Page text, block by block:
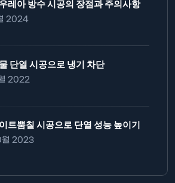
레아 방수 시공의 장점과 주의사항
2024
단열 시공으로 냉기 차단
2022
트뿜칠 시공으로 단열 성능 높이기
월 2023